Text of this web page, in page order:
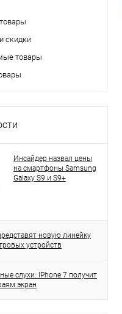
скидки
товары
Инсайдер назвал цены
на смартфоны Samsung
Galaxy S9 и S9+
новую линейку
устройств
слухи: IPhone 7 получит
экран